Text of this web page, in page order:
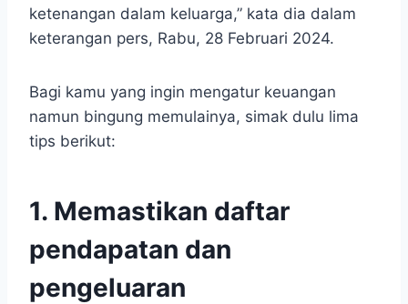
ketenangan dalam keluarga,” kata dia dalam
keterangan pers, Rabu, 28 Februari 2024.
Bagi kamu yang ingin mengatur keuangan
namun bingung memulainya, simak dulu lima
tips berikut:
1. Memastikan daftar
pendapatan dan
pengeluaran